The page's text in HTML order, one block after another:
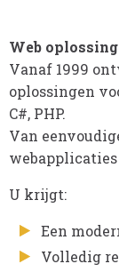
Web
Vanaf 1999
oplossingen
C#, PHP.
Van
webapplicaties
U krijgt:
Een
Volledig